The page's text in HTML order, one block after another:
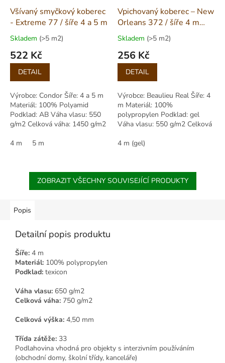
Všívaný smyčkový koberec
- Extreme 77 / šíře 4 a 5 m
Skladem (>5 m2)
522 Kč
Měrná
cena:
DETAIL
Výrobce: Condor Šíře: 4 a 5 m
Materiál: 100% Polyamid
Podklad: AB Váha vlasu: 550
g/m2 Celková váha: 1450 g/m2
výška:...
4 m 5 m
Vpichovaný koberec – New
Orleans 372 / šíře 4 m
(gel)
Skladem (>5 m2)
256 Kč
Měrná
cena:
DETAIL
Výrobce: Beaulieu Real Šíře: 4
m Materiál: 100%
polypropylen Podklad: gel
Váha vlasu: 550 g/m2 Celková
4,50 mm Celková...
4 m (gel)
ZOBRAZIT VŠECHNY SOUVISEJÍCÍ PRODUKTY
Popis
Detailní popis produktu
Šíře: 4 m
Materiál: 100% polypropylen
Podklad: texicon
Váha vlasu: 650 g/m2
Celková váha: 750 g/m2
Celková výška: 4,50 mm
Třída zátěže: 33
Podlahovina vhodná pro objekty s interzivním používáním
(obchodní domy, školní třídy, kanceláře)